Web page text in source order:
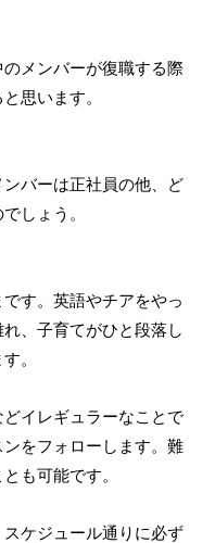
メンバーが復職する際
思います。
バーは正社員の他、ど
しょう。
す。英語やチアをやっ
、子育てがひと段落し
。
イレギュラーなことで
をフォローします。難
も可能です。
ケジュール通りに必ず